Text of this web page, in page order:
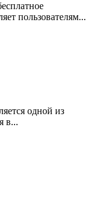
пользователям...
одной из
в...